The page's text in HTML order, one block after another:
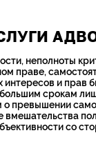
неполноты
праве,
интересов и прав
срокам
о превышении
вмешательства
со